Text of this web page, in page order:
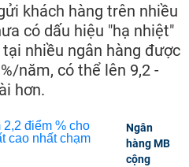
khách hàng trên nhiều
có dấu hiệu "hạ nhiệt"
nhiều ngân hàng được
năm, có thể lên 9,2 -
hơn.
Ngân
hàng MB
cộng